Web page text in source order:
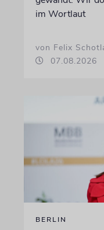
im Wortlaut
von Felix
07.08.2026
BERLIN